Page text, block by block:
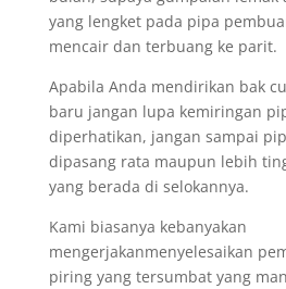
yang lengket pada pipa
mencair dan terbuang ke parit.
Apabila Anda mendirikan bak
baru jangan lupa kemiringan
diperhatikan, jangan sampai
dipasang rata maupun lebih
yang berada di selokannya.
Kami biasanya kebanyakan
mengerjakanmenyelesaikan
piring yang tersumbat yang